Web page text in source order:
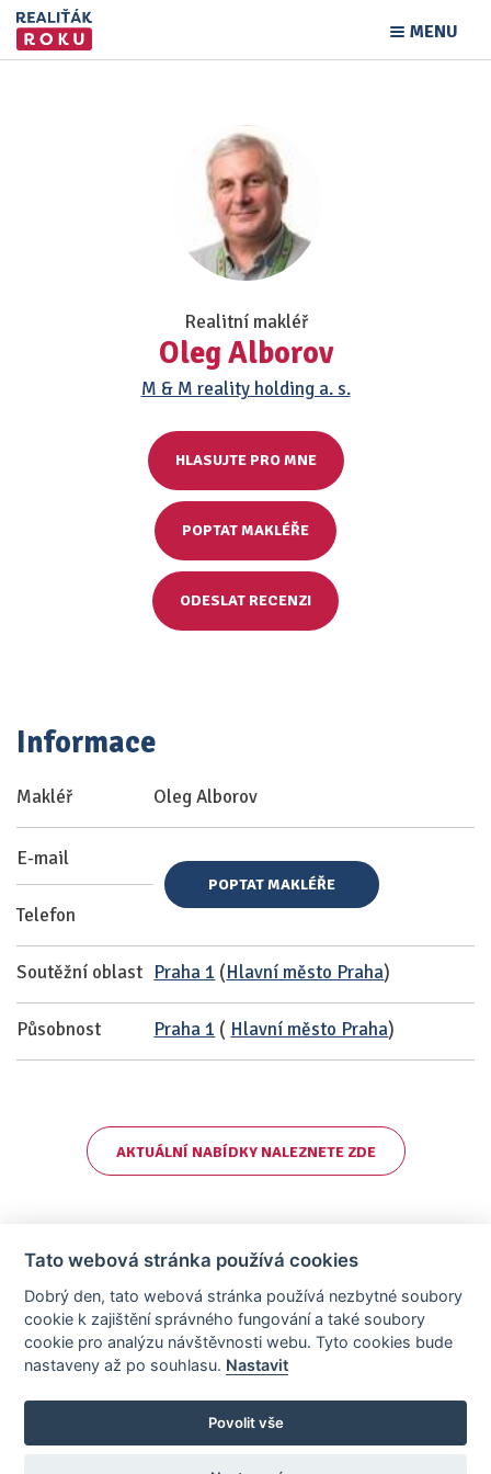
MENU
Realitní makléř
Oleg Alborov
M & M reality holding a. s.
HLASUJTE PRO MNE
POPTAT MAKLÉŘE
ODESLAT RECENZI
Informace
Makléř Oleg Alborov
E-mail
Telefon
POPTAT MAKLÉŘE
Soutěžní oblast Praha 1 (Hlavní město Praha)
Působnost Praha 1 ( Hlavní město Praha)
AKTUÁLNÍ NABÍDKY NALEZNETE ZDE
Stránky vytvořeny v iD-SIGN
Provozovatelem tohoto serveru je společnost AllCzech Promotion, s.r.o.,
Tato webová stránka používá cookies
Dobrý den, tato webová stránka používá nezbytné soubory
cookie k zajištění správného fungování a také soubory
cookie pro analýzu návštěvnosti webu. Tyto cookies bude
nastaveny až po souhlasu. Nastavit
Povolit vše